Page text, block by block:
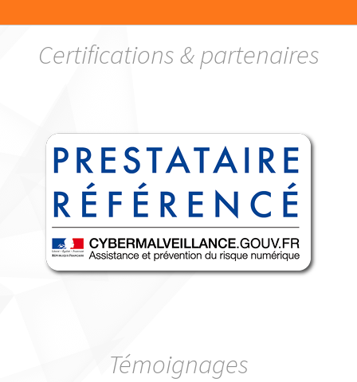
Certifications & partenaires
Témoignages